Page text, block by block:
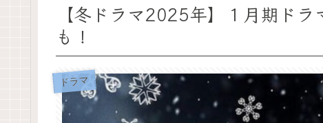
【冬ドラマ2025年】１月期ド
も！
ドラマ